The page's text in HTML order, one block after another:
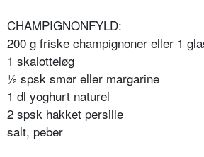
CHAMPIGNONFYLD:
200 g friske champignoner eller 1
1 skalotteløg
½ spsk smør eller margarine
1 dl yoghurt naturel
2 spsk hakket persille
salt, peber